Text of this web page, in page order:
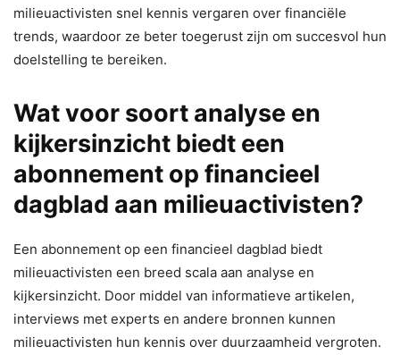
milieuactivisten snel kennis vergaren over financiële
trends, waardoor ze beter toegerust zijn om succesvol hun
doelstelling te bereiken.
Wat voor soort analyse en
kijkersinzicht biedt een
abonnement op financieel
dagblad aan milieuactivisten?
Een abonnement op een financieel dagblad biedt
milieuactivisten een breed scala aan analyse en
kijkersinzicht. Door middel van informatieve artikelen,
interviews met experts en andere bronnen kunnen
milieuactivisten hun kennis over duurzaamheid vergroten.